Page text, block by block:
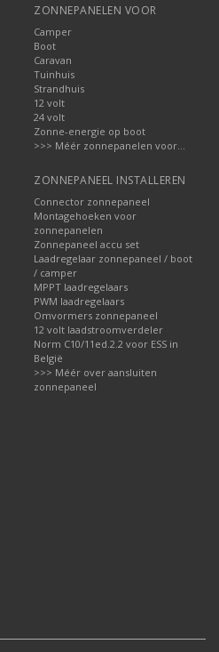
ZONNEPANELEN VOOR
Camper
Boot
Caravan
Tuinhuis
Strandhuis
12 volt
24 volt
Zonne-energie op boot
>>> Méér zonnepanelen voor...
ZONNEPANEEL INSTALLEREN
Connector zonnepaneel
Montagehoeken voor
zonnepanelen
Zonnepaneel accu set
Laadregelaar zonnepaneel / boot
/ camper
MPPT laadregelaars
PWM laadregelaars
Omvormers zonnepaneel
12 volt laadstroomverdeler
Norm C10/11ed.2.2 voor ESS in
België
>>> Méér over aansluiten
zonnepaneel